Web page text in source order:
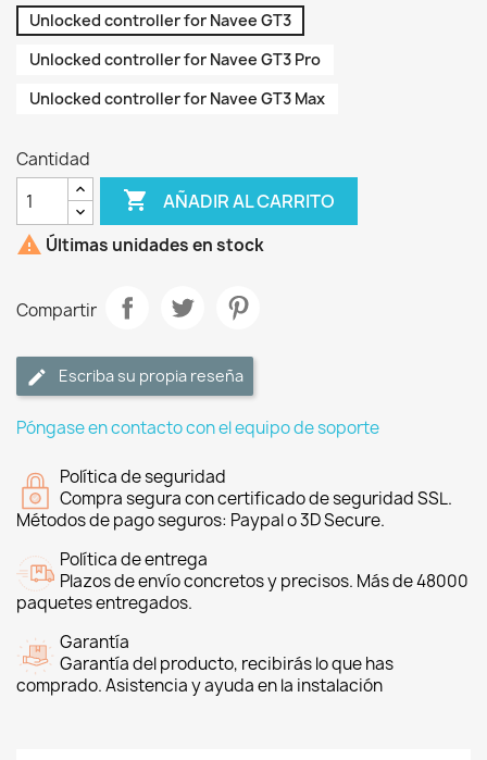
Unlocked controller for Navee GT3
Unlocked controller for Navee GT3 Pro
Unlocked controller for Navee GT3 Max
Cantidad
 AÑADIR AL CARRITO
 Últimas unidades en stock
Compartir
Escriba su propia reseña
Póngase en contacto con el equipo de soporte
Política de seguridad
Compra segura con certificado de seguridad SSL.
Métodos de pago seguros: Paypal o 3D Secure.
Política de entrega
Plazos de envío concretos y precisos. Más de 48000
paquetes entregados.
Garantía
Garantía del producto, recibirás lo que has
comprado. Asistencia y ayuda en la instalación